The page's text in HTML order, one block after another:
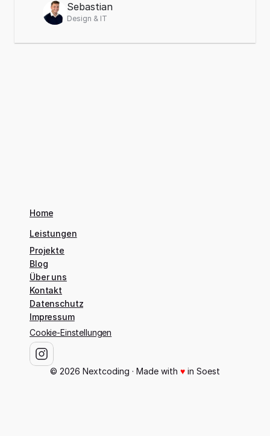
Sebastian
Design & IT
Home
Leistungen
Projekte
Blog
Über uns
Kontakt
Datenschutz
Impressum
Cookie-Einstellungen
© 2026 Nextcoding · Made with ♥ in Soest